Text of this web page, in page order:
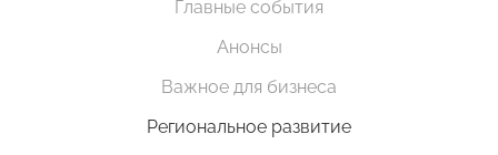
Главные события
Анонсы
Важное для бизнеса
Региональное развитие